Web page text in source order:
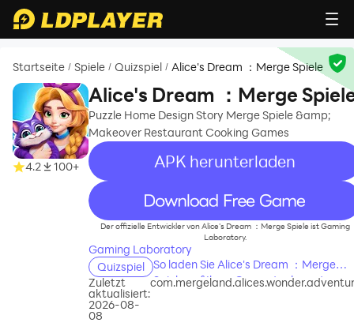
Startseite / Spiele / Quizspiel / Alice's Dream ：Merge Spiele
4.2 100+
Alice's Dream ：Merge
Puzzle Home Design Story Merge Spiele &amp;
Makeover Restaurant Cooking Games
APK herunterladen
recommend
Der offizielle Entwickler von Alice's Dream ：Merge Spiele ist Gaming
Laboratory.
Gaming Laboratory
Quizspiel So laden Sie Alice's Dream ：Merge
Spiele auf Ihren Computer herunter
Zuletzt
aktualisiert:
2026-08-
08